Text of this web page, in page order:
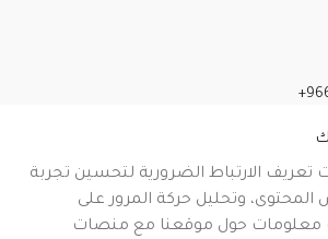
تعريف الارتباط الضرورية لتحسين تجربة
وتحليل حركة المرور على
معلومات حول موقعنا مع منصات